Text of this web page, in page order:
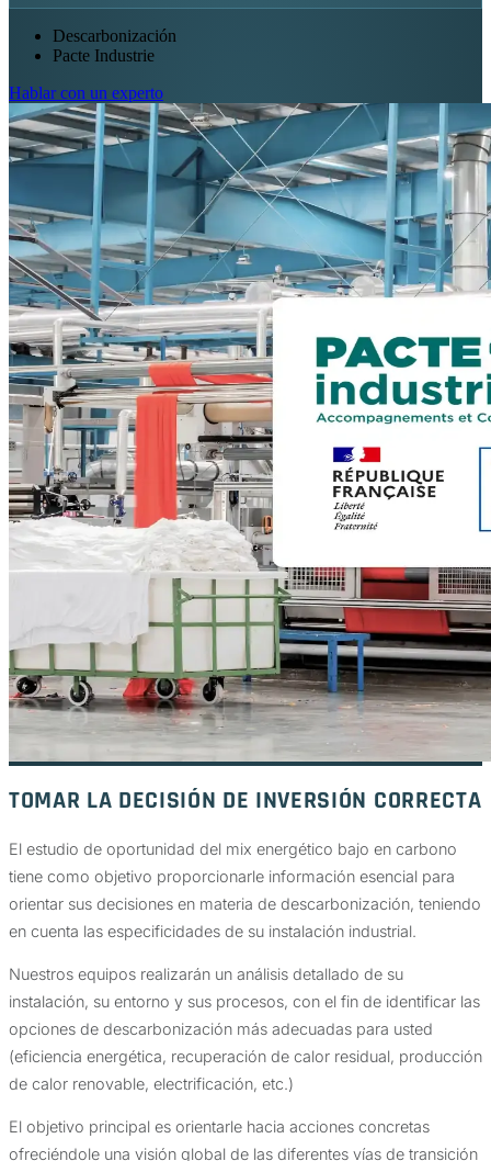
Descarbonización
Pacte Industrie
Hablar con un experto
TOMAR LA DECISIÓN DE INVERSIÓN CORRECTA
El estudio de oportunidad del mix energético bajo en carbono
tiene como objetivo proporcionarle información esencial para
orientar sus decisiones en materia de descarbonización, teniendo
en cuenta las especificidades de su instalación industrial.
Nuestros equipos realizarán un análisis detallado de su
instalación, su entorno y sus procesos, con el fin de identificar las
opciones de descarbonización más adecuadas para usted
(eficiencia energética, recuperación de calor residual, producción
de calor renovable, electrificación, etc.)
El objetivo principal es orientarle hacia acciones concretas
ofreciéndole una visión global de las diferentes vías de transición